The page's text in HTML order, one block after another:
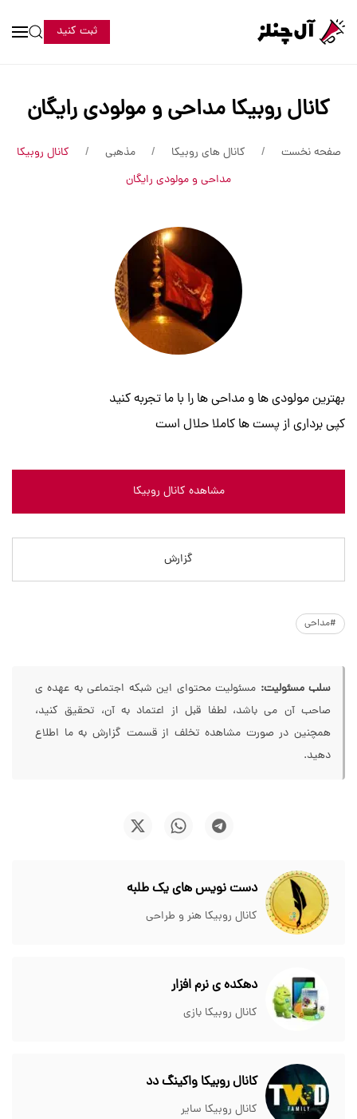
ثبت کنید
کانال روبیکا مداحی و مولودی رایگان
صفحه نخست کانال های روبیکا مذهبی
کانال روبیکا
مداحی و مولودی رایگان
بهترین مولودی ها و مداحی ها را با ما تجربه کنید
کپی برداری از پست ها کاملا حلال است
مشاهده کانال روبیکا
گزارش
#مداحی
سلب مسئولیت: مسئولیت محتوای این شبکه اجتماعی به عهده ی
صاحب آن می باشد، لطفا قبل از اعتماد به آن، تحقیق کنید،
همچنین در صورت مشاهده تخلف از قسمت گزارش به ما اطلاع
دهید.
دست نویس های یک طلبه
کانال روبیکا هنر و طراحی
دهکده ی نرم افزار
کانال روبیکا بازی
کانال روبیکا واکینگ دد
کانال روبیکا سایر